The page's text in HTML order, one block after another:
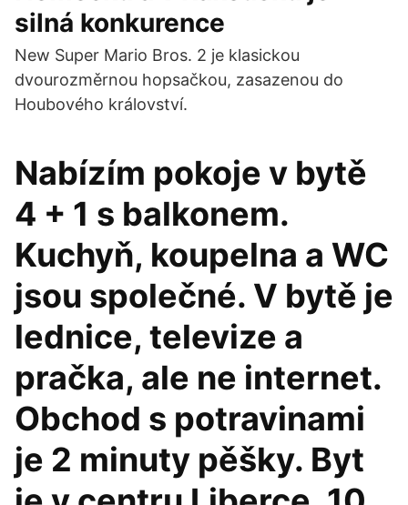
silná konkurence
New Super Mario Bros. 2 je klasickou
dvourozměrnou hopsačkou, zasazenou do
Houbového království.
Nabízím pokoje v bytě
4 + 1 s balkonem.
Kuchyň, koupelna a WC
jsou společné. V bytě je
lednice, televize a
pračka, ale ne internet.
Obchod s potravinami
je 2 minuty pěšky. Byt